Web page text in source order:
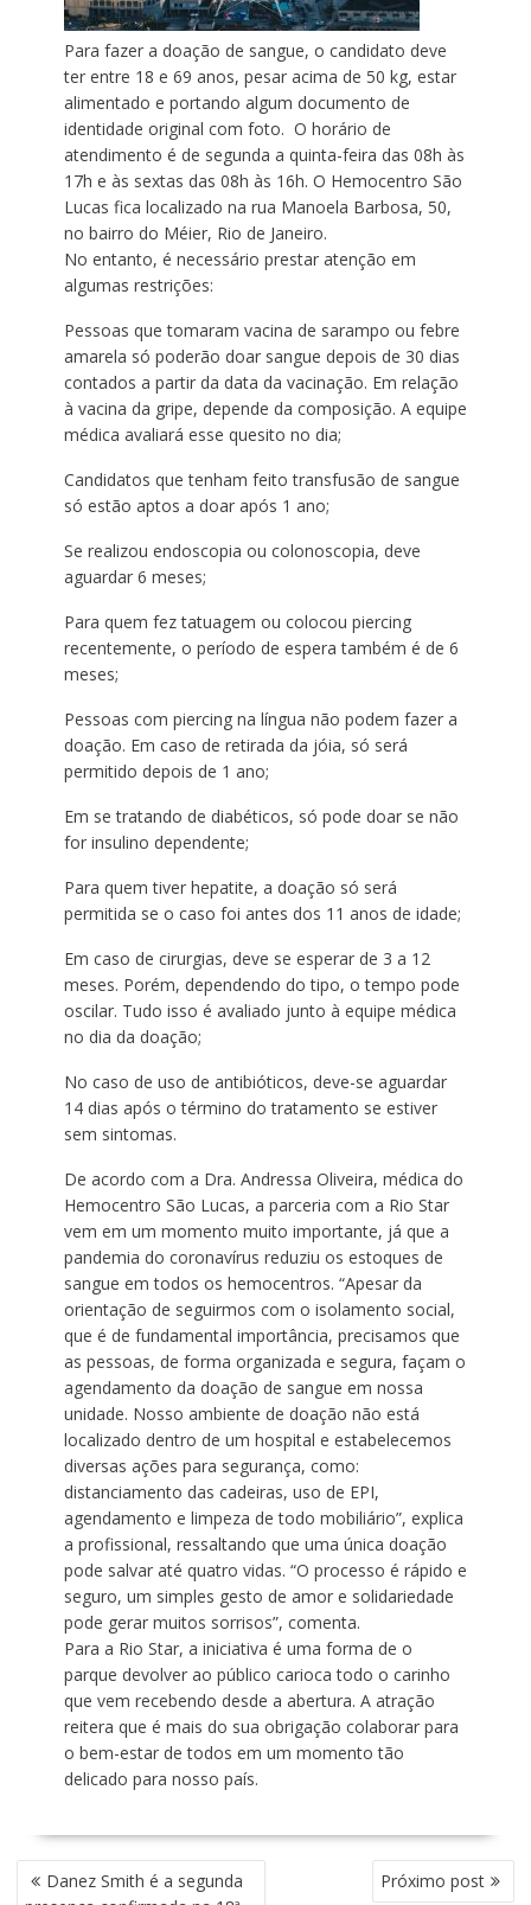
Para fazer a doação de sangue, o candidato deve
ter entre 18 e 69 anos, pesar acima de 50 kg, estar
alimentado e portando algum documento de
identidade original com foto. O horário de
atendimento é de segunda a quinta-feira das 08h às
17h e às sextas das 08h às 16h. O Hemocentro São
Lucas fica localizado na rua Manoela Barbosa, 50,
no bairro do Méier, Rio de Janeiro.
No entanto, é necessário prestar atenção em
algumas restrições:
Pessoas que tomaram vacina de sarampo ou febre
amarela só poderão doar sangue depois de 30 dias
contados a partir da data da vacinação. Em relação
à vacina da gripe, depende da composição. A equipe
médica avaliará esse quesito no dia;
Candidatos que tenham feito transfusão de sangue
só estão aptos a doar após 1 ano;
Se realizou endoscopia ou colonoscopia, deve
aguardar 6 meses;
Para quem fez tatuagem ou colocou piercing
recentemente, o período de espera também é de 6
meses;
Pessoas com piercing na língua não podem fazer a
doação. Em caso de retirada da jóia, só será
permitido depois de 1 ano;
Em se tratando de diabéticos, só pode doar se não
for insulino dependente;
Para quem tiver hepatite, a doação só será
permitida se o caso foi antes dos 11 anos de idade;
Em caso de cirurgias, deve se esperar de 3 a 12
meses. Porém, dependendo do tipo, o tempo pode
oscilar. Tudo isso é avaliado junto à equipe médica
no dia da doação;
No caso de uso de antibióticos, deve-se aguardar
14 dias após o término do tratamento se estiver
sem sintomas.
De acordo com a Dra. Andressa Oliveira, médica do
Hemocentro São Lucas, a parceria com a Rio Star
vem em um momento muito importante, já que a
pandemia do coronavírus reduziu os estoques de
sangue em todos os hemocentros. “Apesar da
orientação de seguirmos com o isolamento social,
que é de fundamental importância, precisamos que
as pessoas, de forma organizada e segura, façam o
agendamento da doação de sangue em nossa
unidade. Nosso ambiente de doação não está
localizado dentro de um hospital e estabelecemos
diversas ações para segurança, como:
distanciamento das cadeiras, uso de EPI,
agendamento e limpeza de todo mobiliário”, explica
a profissional, ressaltando que uma única doação
pode salvar até quatro vidas. “O processo é rápido e
seguro, um simples gesto de amor e solidariedade
pode gerar muitos sorrisos”, comenta.
Para a Rio Star, a iniciativa é uma forma de o
parque devolver ao público carioca todo o carinho
que vem recebendo desde a abertura. A atração
reitera que é mais do sua obrigação colaborar para
o bem-estar de todos em um momento tão
delicado para nosso país.
N
Danez Smith é a segunda
Próximo post